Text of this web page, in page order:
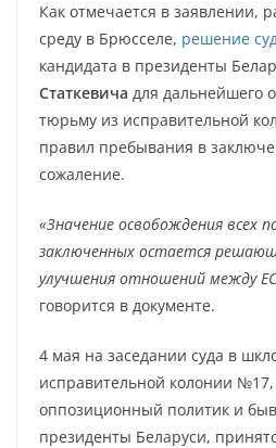
Как отмечается в заявлении,
среду в Брюсселе, решение
кандидата в президенты
Статкевича для дальнейшего
тюрьму из исправительной
правил пребывания в
сожаление.
«Значение освобождения всех
заключенных остается
улучшения отношений между
говорится в документе.
4 мая на заседании суда в
исправительной колонии №17,
оппозиционный политик и
президенты Беларуси,